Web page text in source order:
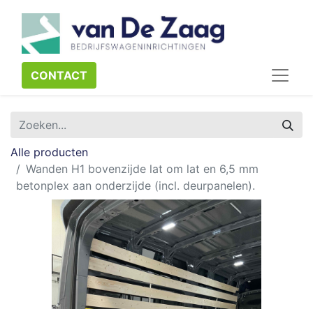
CONTACT​​​​
Alle producten
Wanden H1 bovenzijde lat om lat en 6,5 mm
betonplex aan onderzijde (incl. deurpanelen).